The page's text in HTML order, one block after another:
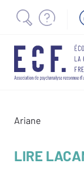
Ariane
LIRE